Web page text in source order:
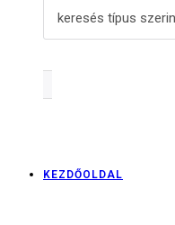
KEZDŐOLDAL